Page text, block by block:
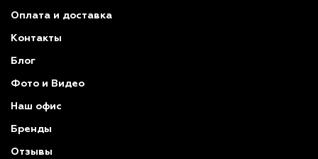
Оплата и доставка
Контакты
Блог
Фото и Видео
Наш офис
Бренды
Отзывы